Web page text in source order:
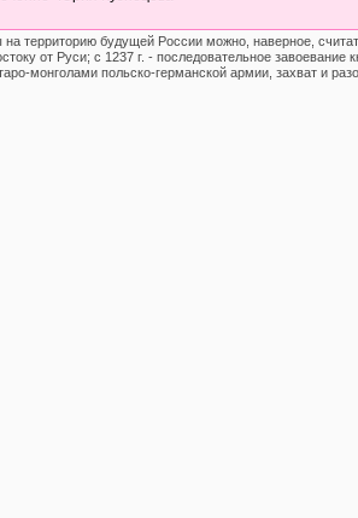
территорию будущей России можно, наверное,
от Руси; с 1237 г. - последовательное
монголами польско-германской армии, захват и